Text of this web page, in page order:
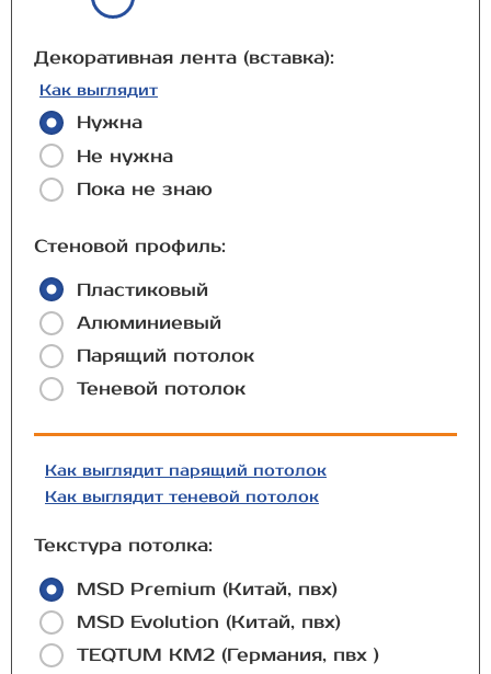
Декоративная лента (вставка):
Как выглядит
Нужна
Не нужна
Пока не знаю
Стеновой профиль:
Пластиковый
Алюминиевый
Парящий потолок
Теневой потолок
Как выглядит парящий потолок
Как выглядит теневой потолок
Текстура потолка:
MSD Premium (Китай, пвх)
MSD Evolution (Китай, пвх)
TEQTUM КМ2 (Германия, пвх )